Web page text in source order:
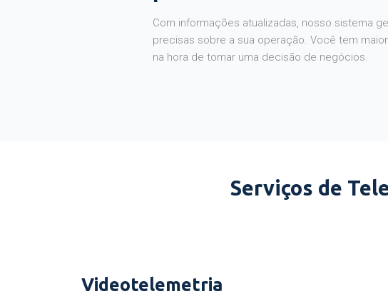
Com informações atualizadas, nosso sistema
precisas sobre a sua operação. Você tem
na hora de tomar uma decisão de negócios.
Serviços de
Videotelemetria